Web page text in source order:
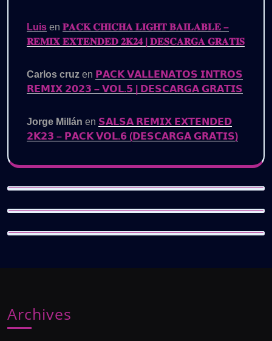
Luis en 𝐏𝐀𝐂𝐊 𝐂𝐇𝐈𝐂𝐇𝐀 𝐋𝐈𝐆𝐇𝐓 𝐁𝐀𝐈𝐋𝐀𝐁𝐋𝐄 –
𝐑𝐄𝐌𝐈𝐗 𝐄𝐗𝐓𝐄𝐍𝐃𝐄𝐃 𝟐𝐊𝟐𝟒 | 𝐃𝐄𝐒𝐂𝐀𝐑𝐆𝐀 𝐆𝐑𝐀𝐓𝐈𝐒
Carlos cruz en 𝗣𝗔𝗖𝗞 𝗩𝗔𝗟𝗟𝗘𝗡𝗔𝗧𝗢𝗦 𝗜𝗡𝗧𝗥𝗢𝗦
𝗥𝗘𝗠𝗜𝗫 𝟮𝟬𝟮𝟯 – 𝗩𝗢𝗟.𝟱 | 𝗗𝗘𝗦𝗖𝗔𝗥𝗚𝗔 𝗚𝗥𝗔𝗧𝗜𝗦
Jorge Millán en 𝗦𝗔𝗟𝗦𝗔 𝗥𝗘𝗠𝗜𝗫 𝗘𝗫𝗧𝗘𝗡𝗗𝗘𝗗
𝟮𝗞𝟮𝟯 – 𝗣𝗔𝗖𝗞 𝗩𝗢𝗟.𝟲 (𝗗𝗘𝗦𝗖𝗔𝗥𝗚𝗔 𝗚𝗥𝗔𝗧𝗜𝗦)
Archives